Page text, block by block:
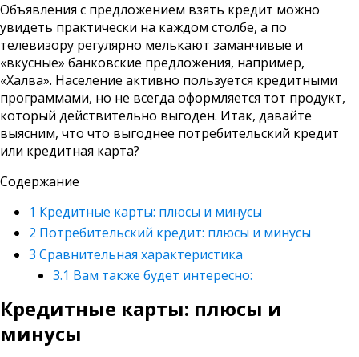
Объявления с предложением взять кредит можно
увидеть практически на каждом столбе, а по
телевизору регулярно мелькают заманчивые и
«вкусные» банковские предложения, например,
«Халва». Население активно пользуется кредитными
программами, но не всегда оформляется тот продукт,
который действительно выгоден. Итак, давайте
выясним, что что выгоднее потребительский кредит
или кредитная карта?
Содержание
1 Кредитные карты: плюсы и минусы
2 Потребительский кредит: плюсы и минусы
3 Сравнительная характеристика
3.1 Вам также будет интересно:
Кредитные карты: плюсы и
минусы